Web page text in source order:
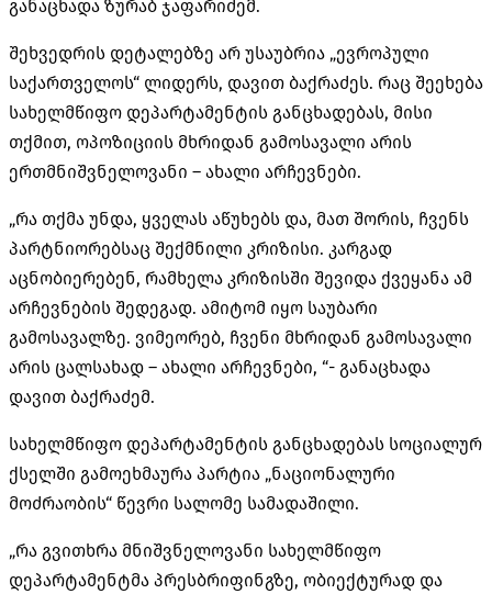
განაცხადა ზურაბ ჯაფარიძემ.
შეხვედრის დეტალებზე არ უსაუბრია „ევროპული
საქართველოს“ ლიდერს, დავით ბაქრაძეს. რაც შეეხება
სახელმწიფო დეპარტამენტის განცხადებას, მისი
თქმით, ოპოზიციის მხრიდან გამოსავალი არის
ერთმნიშვნელოვანი – ახალი არჩევნები.
„რა თქმა უნდა, ყველას აწუხებს და, მათ შორის, ჩვენს
პარტნიორებსაც შექმნილი კრიზისი. კარგად
აცნობიერებენ, რამხელა კრიზისში შევიდა ქვეყანა ამ
არჩევნების შედეგად. ამიტომ იყო საუბარი
გამოსავალზე. ვიმეორებ, ჩვენი მხრიდან გამოსავალი
არის ცალსახად – ახალი არჩევნები, “- განაცხადა
დავით ბაქრაძემ.
სახელმწიფო დეპარტამენტის განცხადებას სოციალურ
ქსელში გამოეხმაურა პარტია „ნაციონალური
მოძრაობის“ წევრი სალომე სამადაშილი.
„რა გვითხრა მნიშვნელოვანი სახელმწიფო
დეპარტამენტმა პრესბრიფინგზე, ობიექტურად და